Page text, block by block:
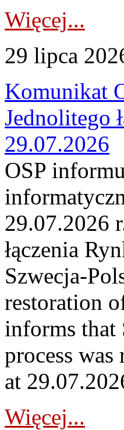
Więcej...
29 lipca
Komunikat
Jednolitego
29.07.2026
OSP
29.07.2026
łączenia
Szwecja-
restoration
informs
process
at
Więcej...